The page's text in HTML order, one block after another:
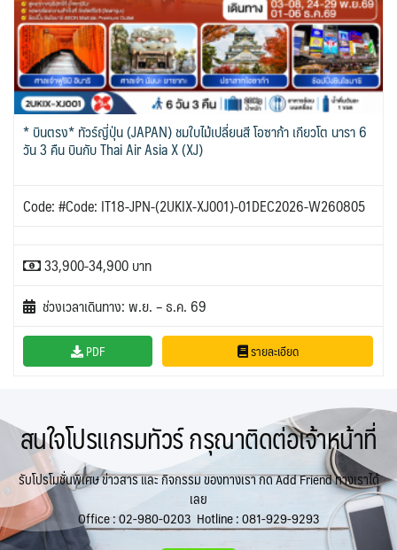
* บินตรง* ทัวร์ญี่ปุ่น (JAPAN) ชมใบไม้เปลี่ยนสี โอซาก้า เกียวโต นารา 6
วัน 3 คืน บินกับ Thai Air Asia X (XJ)
Code: #Code: IT18-JPN-(2UKIX-XJ001)-01DEC2026-W260805
33,900-34,900 บาท
ช่วงเวลาเดินทาง: พ.ย. – ธ.ค. 69
PDF รายละเอียด
สนใจโปรแกรมทัวร์ กรุณาติดต่อเจ้าหน้าที่
รับโปรโมชั่นพิเศษ ข่าวสาร และ กิจกรรม ของทางเรา กด Add Friend ทางเราได้
เลย
Office :02-980-0203 Hotline :081-929-9293